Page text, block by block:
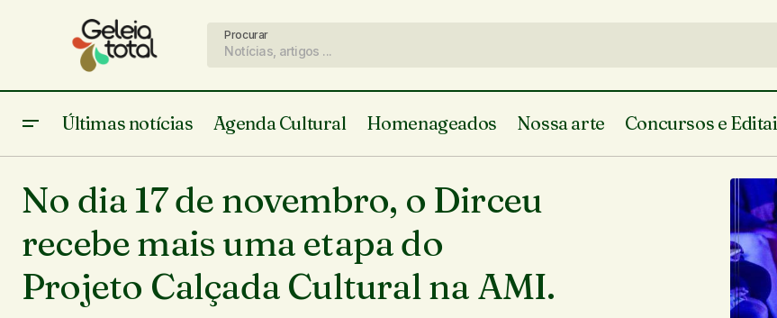
Procurar
Últimas notícias Agenda Cultural Homenageados Nossa arte Concursos e
indígenas na zona rural de Miguel
Alves-PI
Em Teresina
Teatro do Piauí
No dia 17 de novembro, o Dirceu
do Projeto Calçada Cultural na AMI.
No dia 17 de novembro, o Dirceu
recebe mais uma etapa do
Projeto Calçada Cultural na AMI.